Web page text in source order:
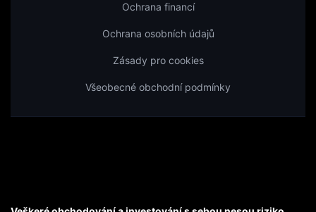
Ochrana financí
Ochrana osobních údajů
Zásady pro cookies
Všeobecné obchodní podmínky